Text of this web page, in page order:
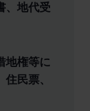
、地代受
地権等に
民票、